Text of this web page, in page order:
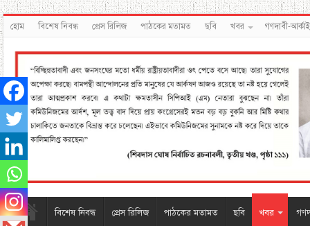
হোম বিশেষ নিবন্ধ প্রেস রিলিজ পাঠকের মতামত ছবি খবর গণদাবী-
বিশেষ নিবন্ধ প্রেস রিলিজ পাঠকের মতামত ছবি খবর